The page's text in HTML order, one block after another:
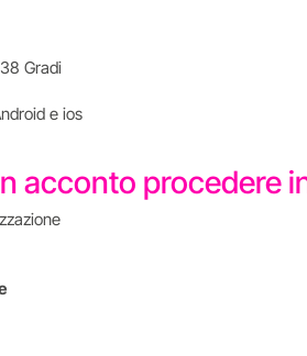
Gradi
e ios
acconto procedere